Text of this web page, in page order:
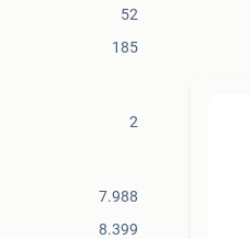
52
185
2
7.988
8.399